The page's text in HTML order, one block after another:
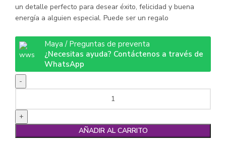
un detalle perfecto para desear éxito, felicidad y buena
energía a alguien especial. Puede ser un regalo
Maya / Preguntas de preventa
¿Necesitas ayuda? Contáctenos a través de
WhatsApp
Plata
925
"LUCKY"
AÑADIR AL CARRITO